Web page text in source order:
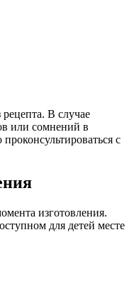
рецепта. В случае
или сомнений в
с
изготовления.
для детей месте